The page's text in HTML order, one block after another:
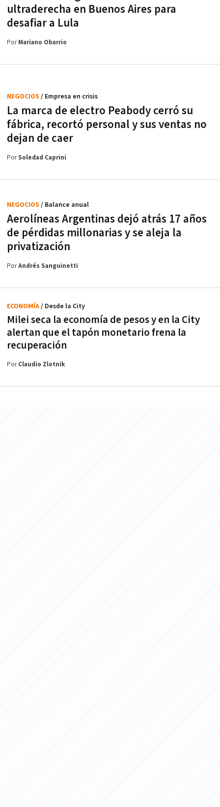
La marca de electro Peabody cerró su
fábrica, recortó personal y sus ventas no
dejan de caer
NEGOCIOS / Empresa en crisis
PorSoledad Caprini
Aerolíneas Argentinas dejó atrás 17 años
de pérdidas millonarias y se aleja la
privatización
NEGOCIOS / Balance anual
PorAndrés Sanguinetti
Milei seca la economía de pesos y en la City
alertan que el tapón monetario frena la
recuperación
ECONOMÍA/ Desde la City
PorClaudio Zlotnik
ultraderecha en Buenos Aires para
desafiar a Lula
PorMariano Obarrio